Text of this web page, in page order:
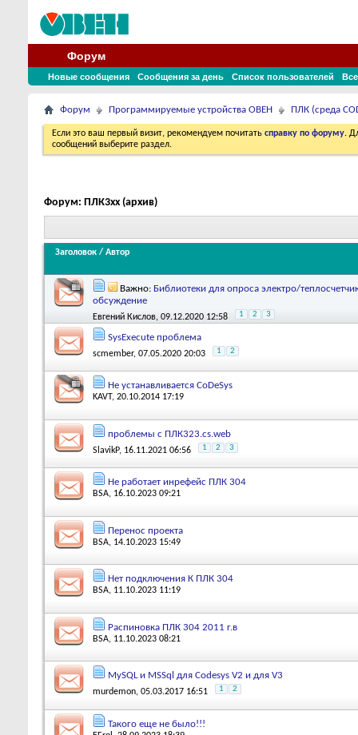
Форум
Новые сообщения Сообщения за день Список пользователей
Форум Программируемые устройства ОВЕН ПЛК (среда
Если это ваш первый визит, рекомендуем почитать справку по форуму.
сообщений выберите раздел.
Форум: ПЛК3xx (архив)
Заголовок / Автор
Важно: Библиотеки для опроса электро/
обсуждение
Евгений Кислов, 09.12.2020 12:58 1 2 3
SysExecute проблема
scmember, 07.05.2020 20:03 1 2
Не устанавливается CoDeSys
KAVT , 20.10.2014 17:19
проблемы с ПЛК323.cs.web
SlavikP, 16.11.2021 06:56 1 2 3
Не работает инрефейс ПЛК 304
BSA, 16.10.2023 09:21
Перенос проекта
BSA, 14.10.2023 15:49
Нет подключения К ПЛК 304
BSA, 11.10.2023 11:19
Распиновка ПЛК 304 2011 г.в
BSA, 11.10.2023 08:21
MySQL и MSSql для Codesys V2 и для V3
murdemon, 05.03.2017 16:51 1 2
Такого еще не было!!!